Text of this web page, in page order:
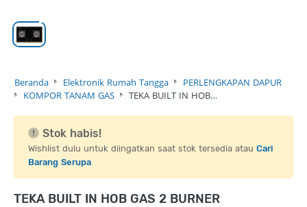
Beranda Elektronik Rumah Tangga
PERLENGKAPAN DAPUR
KOMPOR TANAM GAS
TEKA BUILT IN HOB…
Stok habis!
Wishlist dulu untuk diingatkan saat stok tersedia atau Cari
Barang Serupa
TEKA BUILT IN HOB GAS 2 BURNER